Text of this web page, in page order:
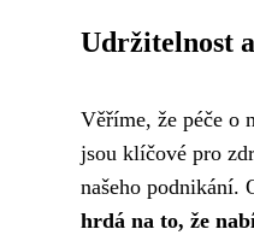
Udržitelnost
Věříme, že péče o
jsou klíčové pro
našeho podnikání.
hrdá na to, že